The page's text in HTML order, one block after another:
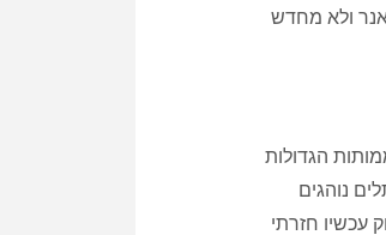
ולא מחדש
הגדולות
נוהגים
עכשיו חזרתי